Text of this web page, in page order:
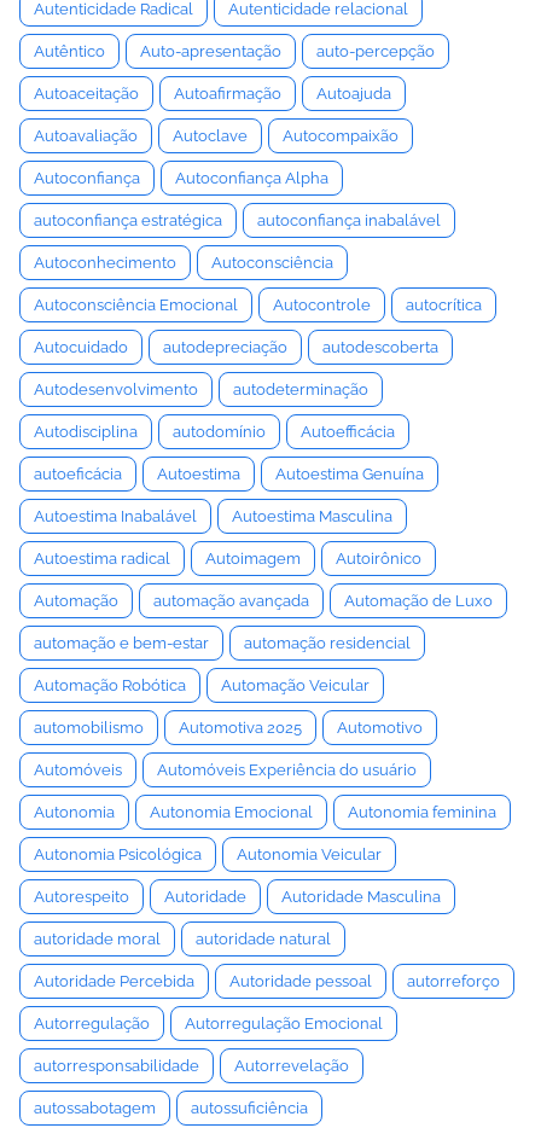
Autenticidade Radical Autenticidade relacional
Autêntico Auto-apresentação auto-percepção
Autoaceitação Autoafirmação Autoajuda
Autoavaliação Autoclave Autocompaixão
Autoconfiança Autoconfiança Alpha
autoconfiança estratégica autoconfiança inabalável
Autoconhecimento Autoconsciência
Autoconsciência Emocional Autocontrole autocrítica
Autocuidado autodepreciação autodescoberta
Autodesenvolvimento autodeterminação
Autodisciplina autodomínio Autoefficácia
autoeficácia Autoestima Autoestima Genuína
Autoestima Inabalável Autoestima Masculina
Autoestima radical Autoimagem Autoirônico
Automação automação avançada Automação de Luxo
automação e bem-estar automação residencial
Automação Robótica Automação Veicular
automobilismo Automotiva 2025 Automotivo
Automóveis Automóveis Experiência do usuário
Autonomia Autonomia Emocional Autonomia feminina
Autonomia Psicológica Autonomia Veicular
Autorespeito Autoridade Autoridade Masculina
autoridade moral autoridade natural
Autoridade Percebida Autoridade pessoal autorreforço
Autorregulação Autorregulação Emocional
autorresponsabilidade Autorrevelação
autossabotagem autossuficiência